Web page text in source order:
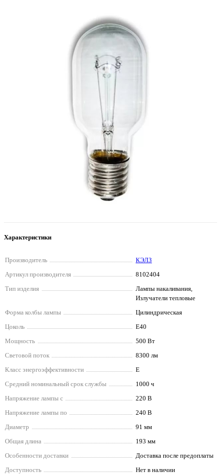
Характеристики
Производитель
КЭЛЗ
Артикул производителя
8102404
Тип изделия
Лампы накаливания,
Излучатели тепловые
Форма колбы лампы
Цилиндрическая
Цоколь
E40
Мощность
500 Вт
Световой поток
8300 лм
Класс энергоэффективности
E
Средний номинальный срок службы
1000 ч
Напряжение лампы с
220 В
Напряжение лампы по
240 В
Диаметр
91 мм
Общая длина
193 мм
Особенности доставки
Доставка после предоплаты
Доступность
Нет в наличии